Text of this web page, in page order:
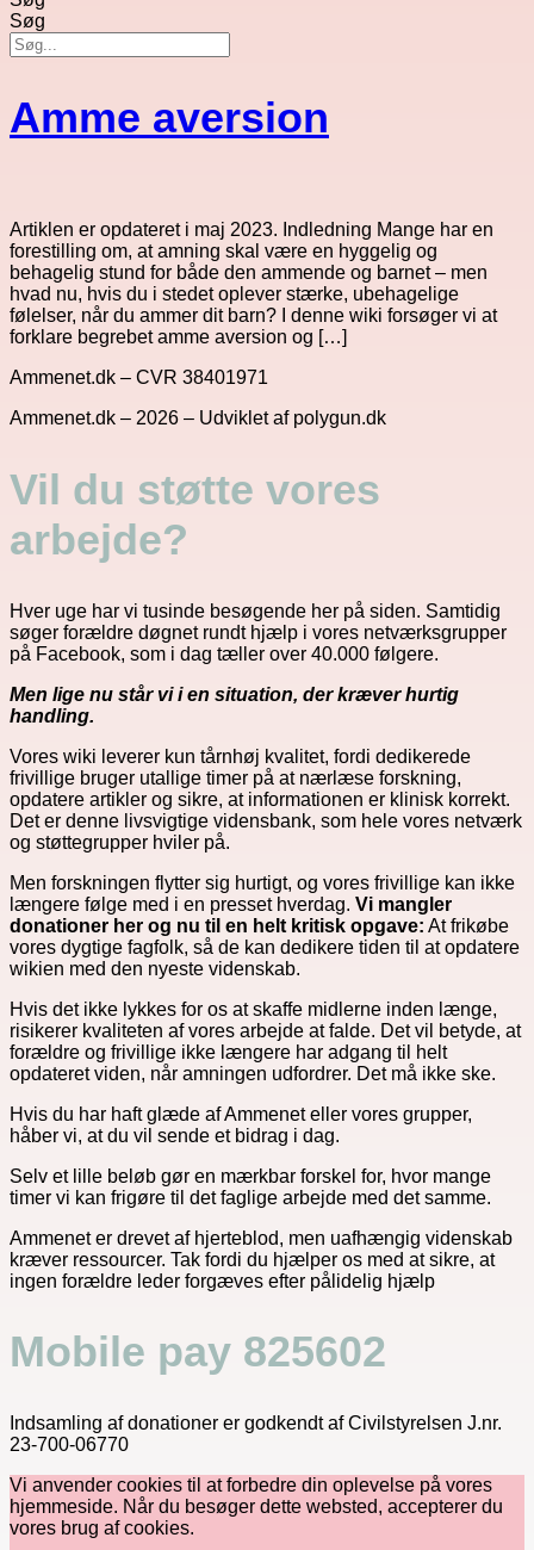
Søg
Amme aversion
Artiklen er opdateret i maj 2023. Indledning Mange har en
forestilling om, at amning skal være en hyggelig og
behagelig stund for både den ammende og barnet – men
hvad nu, hvis du i stedet oplever stærke, ubehagelige
følelser, når du ammer dit barn? I denne wiki forsøger vi at
forklare begrebet amme aversion og […]
Ammenet.dk – CVR 38401971
Ammenet.dk – 2026 – Udviklet af polygun.dk
Vil du støtte vores
arbejde?
Hver uge har vi tusinde besøgende her på siden. Samtidig
søger forældre døgnet rundt hjælp i vores netværksgrupper
på Facebook, som i dag tæller over 40.000 følgere.
Men lige nu står vi i en situation, der kræver hurtig
handling.
Vores wiki leverer kun tårnhøj kvalitet, fordi dedikerede
frivillige bruger utallige timer på at nærlæse forskning,
opdatere artikler og sikre, at informationen er klinisk korrekt.
Det er denne livsvigtige vidensbank, som hele vores netværk
og støttegrupper hviler på.
Men forskningen flytter sig hurtigt, og vores frivillige kan ikke
længere følge med i en presset hverdag. Vi mangler
donationer her og nu til en helt kritisk opgave: At frikøbe
vores dygtige fagfolk, så de kan dedikere tiden til at opdatere
wikien med den nyeste videnskab.
Hvis det ikke lykkes for os at skaffe midlerne inden længe,
risikerer kvaliteten af vores arbejde at falde. Det vil betyde, at
forældre og frivillige ikke længere har adgang til helt
opdateret viden, når amningen udfordrer. Det må ikke ske.
Hvis du har haft glæde af Ammenet eller vores grupper,
håber vi, at du vil sende et bidrag i dag.
Selv et lille beløb gør en mærkbar forskel for, hvor mange
timer vi kan frigøre til det faglige arbejde med det samme.
Ammenet er drevet af hjerteblod, men uafhængig videnskab
kræver ressourcer. Tak fordi du hjælper os med at sikre, at
ingen forældre leder forgæves efter pålidelig hjælp
Mobile pay 825602
Indsamling af donationer er godkendt af Civilstyrelsen J.nr.
23-700-06770
Vi anvender cookies til at forbedre din oplevelse på vores
hjemmeside. Når du besøger dette websted, accepterer du
vores brug af cookies.